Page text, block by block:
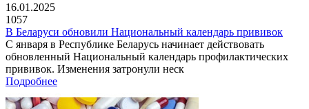
16.01.2025
1057
В Беларуси обновили Национальный календарь прививок
С января в Республике Беларусь начинает действовать
обновленный Национальный календарь профилактических
прививок. Изменения затронули неск
Подробнее